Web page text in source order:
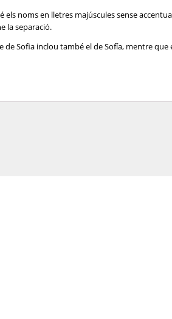
noms en lletres majúscules sense
la separació.
Sofia inclou també el de Sofía, mentre que